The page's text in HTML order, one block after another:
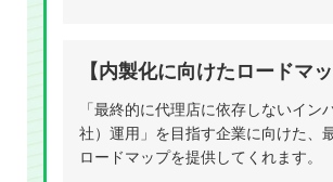
【内製化に向けたロードマッ
「最終的に代理店に依存しないイン
社）運用」を目指す企業に向けた、
ロードマップを提供してくれます。